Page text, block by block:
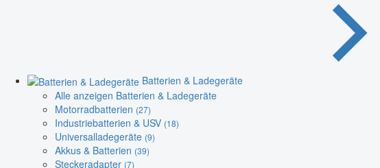
Batterien & Ladegeräte
Alle anzeigen Batterien & Ladegeräte
Motorradbatterien (27)
Industriebatterien & USV (18)
Universalladegeräte (9)
Akkus & Batterien (39)
Steckeradapter (7)